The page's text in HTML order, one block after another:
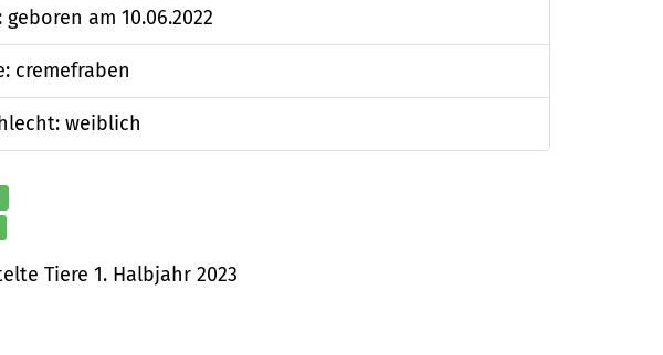
geboren am 10.06.2022
cremefraben
weiblich
Tiere 1. Halbjahr 2023